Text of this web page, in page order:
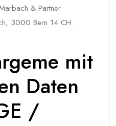
& Partner
3000 Bern 14 CH.
mit
Daten
/